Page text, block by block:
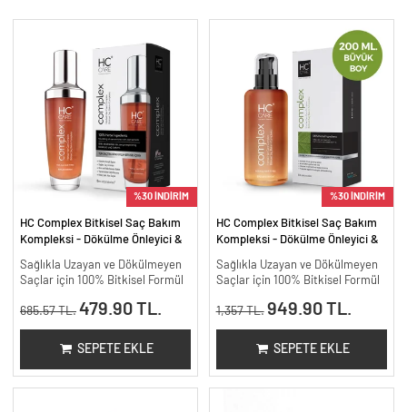
%30 İNDİRİM
HC Complex Bitkisel Saç Bakım
Kompleksi - Dökülme Önleyici &
100 ml
Sağlıkla Uzayan ve Dökülmeyen
Saçlar için 100% Bitkisel Formül
685.57 TL. 479.90 TL.
SEPETE EKLE
%30 İNDİRİM
HC Complex Bitkisel Saç Bakım
Kompleksi - Dökülme Önleyici &
200 ml.
Sağlıkla Uzayan ve Dökülmeyen
Saçlar için 100% Bitkisel Formül
1,357 TL. 949.90 TL.
SEPETE EKLE